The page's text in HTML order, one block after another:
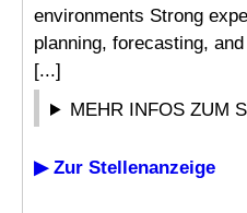
environments Strong
planning, forecasting,
[...]
MEHR INFOS ZUM
▶ Zur Stellenanzeige